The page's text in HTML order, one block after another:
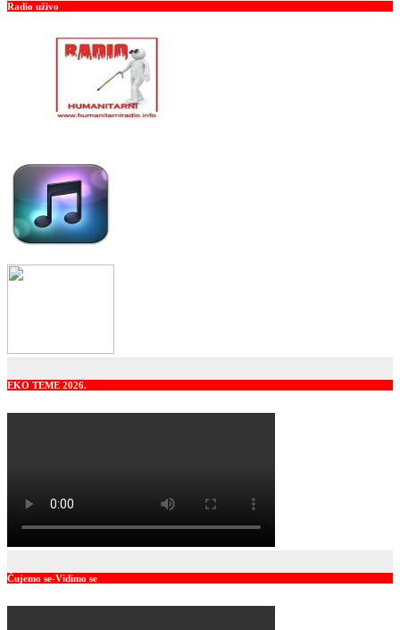
Radio uživo
EKO TEME 2026.
Čujemo se-Vidimo se